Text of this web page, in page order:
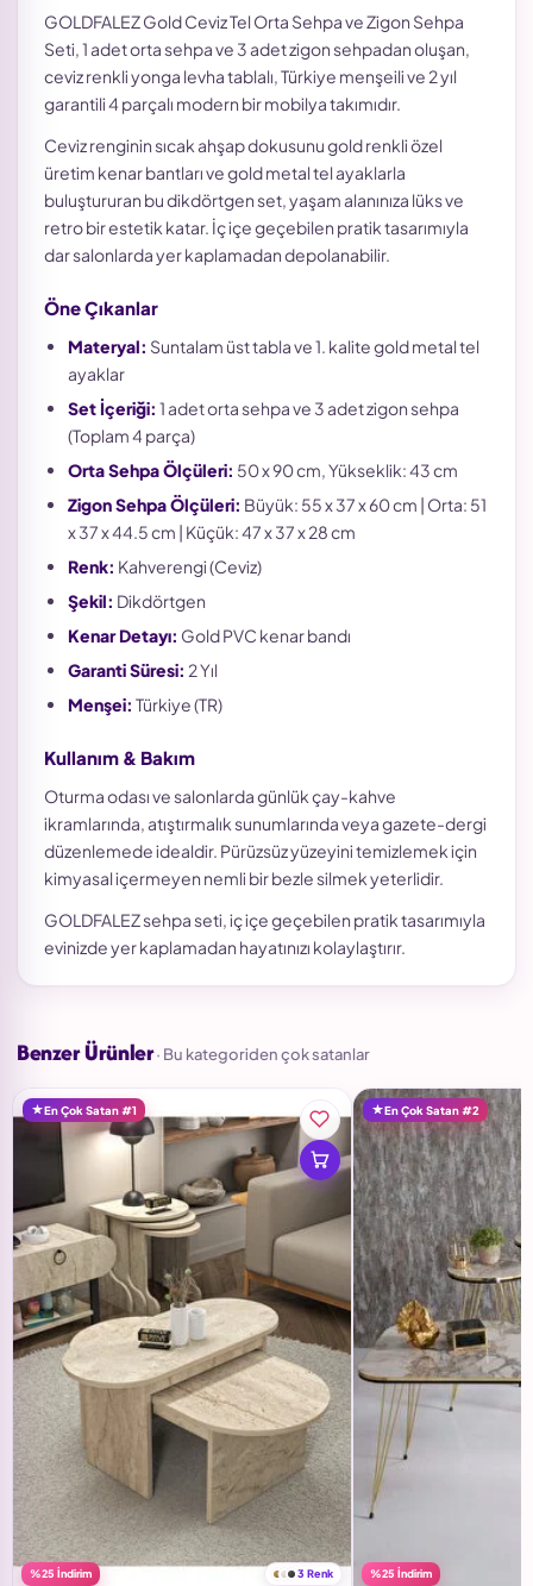
GOLDFALEZ Gold Ceviz Tel Orta Sehpa ve Zigon Sehpa
Seti, 1 adet orta sehpa ve 3 adet zigon sehpadan oluşan,
ceviz renkli yonga levha tablalı, Türkiye menşeili ve 2 yıl
garantili 4 parçalı modern bir mobilya takımıdır.
Ceviz renginin sıcak ahşap dokusunu gold renkli özel
üretim kenar bantları ve gold metal tel ayaklarla
buluştururan bu dikdörtgen set, yaşam alanınıza lüks ve
retro bir estetik katar. İç içe geçebilen pratik tasarımıyla
dar salonlarda yer kaplamadan depolanabilir.
Öne Çıkanlar
Materyal: Suntalam üst tabla ve 1. kalite gold metal tel
ayaklar
Set İçeriği: 1 adet orta sehpa ve 3 adet zigon sehpa
(Toplam 4 parça)
Orta Sehpa Ölçüleri: 50 x 90 cm, Yükseklik: 43 cm
Zigon Sehpa Ölçüleri: Büyük: 55 x 37 x 60 cm | Orta: 51
x 37 x 44.5 cm | Küçük: 47 x 37 x 28 cm
Renk: Kahverengi (Ceviz)
Şekil: Dikdörtgen
Kenar Detayı: Gold PVC kenar bandı
Garanti Süresi: 2 Yıl
Menşei: Türkiye (TR)
Kullanım & Bakım
Oturma odası ve salonlarda günlük çay-kahve
ikramlarında, atıştırmalık sunumlarında veya gazete-dergi
düzenlemede idealdir. Pürüzsüz yüzeyini temizlemek için
kimyasal içermeyen nemli bir bezle silmek yeterlidir.
GOLDFALEZ sehpa seti, iç içe geçebilen pratik tasarımıyla
evinizde yer kaplamadan hayatınızı kolaylaştırır.
Benzer Ürünler· Bu kategoriden çok satanlar
En Çok Satan #1
%25 İndirim 3 Renk
En Çok Satan #2
%25 İndirim